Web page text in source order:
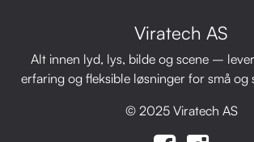
Viratech AS
Alt innen lyd, lys, bilde og scene –
erfaring og fleksible løsninger for små og
© 2025 Viratech AS